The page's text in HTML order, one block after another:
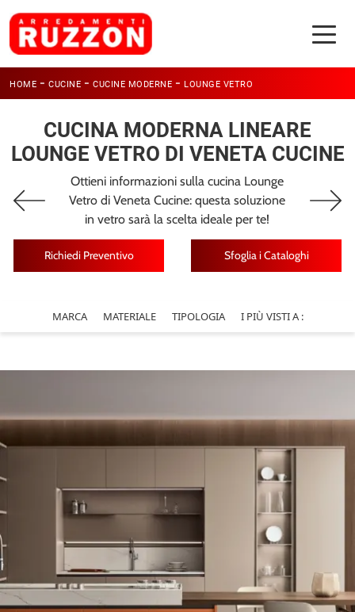
HOME - CUCINE - CUCINE MODERNE - LOUNGE VETRO
CUCINA MODERNA LINEARE
LOUNGE VETRO DI VENETA CUCINE
Ottieni informazioni sulla cucina Lounge
Vetro di Veneta Cucine: questa soluzione
in vetro sarà la scelta ideale per te!
Richiedi Preventivo Sfoglia i Cataloghi
MARCA MATERIALE TIPOLOGIA I PIÙ VISTI A :